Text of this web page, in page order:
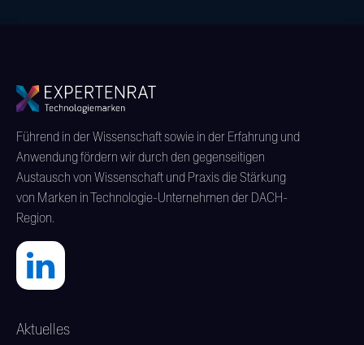
Führend in der Wissenschaft sowie in der Erfahrung und
Anwendung fördern wir durch den gegenseitigen
Austausch von Wissenschaft und Praxis die Stärkung
von Marken in Technologie-Unternehmen der DACH-
Region.
Aktuelles